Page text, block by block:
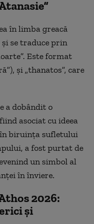
în limba greacă
și se traduce prin
Este format
și „thanatos”, care
a dobândit o
asociat cu ideea
în biruința sufletului
a fost purtat de
un simbol al
în înviere.
2026:
și